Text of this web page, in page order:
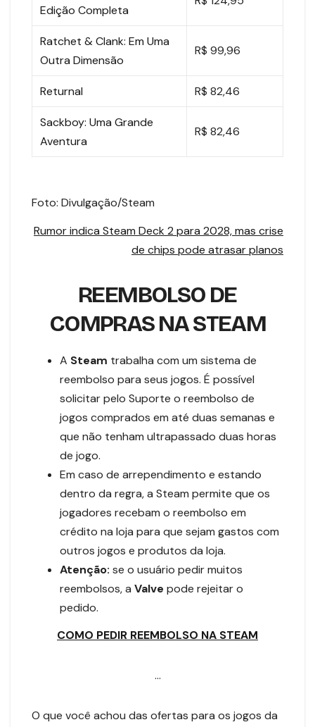
Edição Completa
Ratchet & Clank: Em Uma
Outra Dimensão
R$ 99,96
Returnal R$ 82,46
Sackboy: Uma Grande
Aventura
R$ 82,46
Foto: Divulgação/Steam
Rumor indica Steam Deck 2 para 2028, mas crise
de chips pode atrasar planos
REEMBOLSO DE
COMPRAS NA STEAM
A Steam trabalha com um sistema de
reembolso para seus jogos. É possível
solicitar pelo Suporte o reembolso de
jogos comprados em até duas semanas e
que não tenham ultrapassado duas horas
de jogo.
Em caso de arrependimento e estando
dentro da regra, a Steam permite que os
jogadores recebam o reembolso em
crédito na loja para que sejam gastos com
outros jogos e produtos da loja.
Atenção: se o usuário pedir muitos
reembolsos, a Valve pode rejeitar o
pedido.
COMO PEDIR REEMBOLSO NA STEAM
…
O que você achou das ofertas para os jogos da